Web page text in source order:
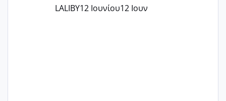
LALIBY12 Ιουνίου12 Ιουν